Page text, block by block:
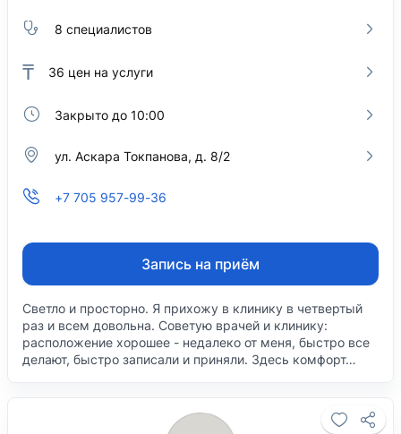
8 специалистов
₸ 36 цен на услуги
Закрыто до 10:00
ул. Аскара Токпанова, д. 8/2
+7 705 957-99-36
Запись на приём
Светло и просторно. Я прихожу в клинику в четвертый
раз и всем довольна. Советую врачей и клинику:
расположение хорошее - недалеко от меня, быстро все
делают, быстро записали и приняли. Здесь комфорт…